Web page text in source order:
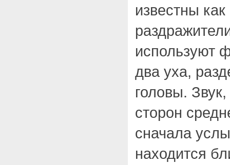
известны
используют
два уха,
головы.
сторон
сначала
находится